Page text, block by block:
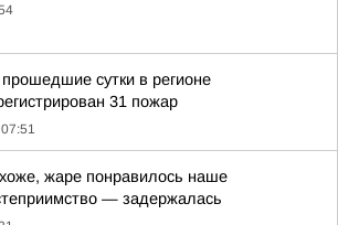
сутки в регионе
31 пожар
07:51
жаре понравилось наше
— задержалась